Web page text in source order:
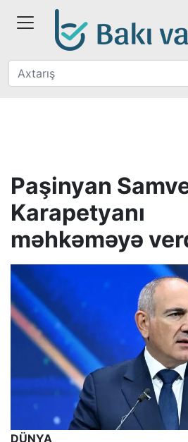
Paşinyan
Karapetyanı
məhkəməyə
DÜNYA